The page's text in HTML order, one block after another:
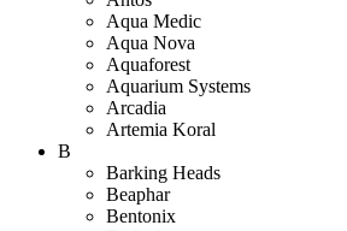
Aqua Medic
Aqua Nova
Aquaforest
Aquarium Systems
Arcadia
Artemia Koral
B
Barking Heads
Beaphar
Bentonix